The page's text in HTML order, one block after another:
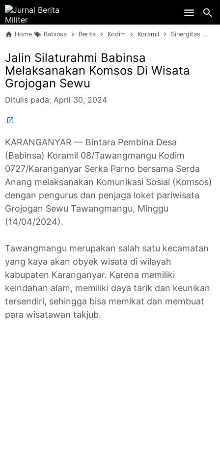
Home Babinsa Berita Kodim Koramil Sinergitas
Jalin Silaturahmi Babinsa
Melaksanakan Komsos Di Wisata
Grojogan Sewu
Ditulis pada: April 30, 2024
KARANGANYAR — Bintara Pembina Desa
(Babinsa) Koramil 08/Tawangmangu Kodim
0727/Karanganyar Serka Parno bersama Serda
Anang melaksanakan Komunikasi Sosial (Komsos)
dengan pengurus dan penjaga loket pariwisata
Grojogan Sewu Tawangmangu, Minggu
(14/04/2024).
Tawangmangu merupakan salah satu kecamatan
yang kaya akan obyek wisata di wilayah
kabupaten Karanganyar. Karena memiliki
keindahan alam, memiliki daya tarik dan keunikan
tersendiri, sehingga bisa memikat dan membuat
para wisatawan takjub.